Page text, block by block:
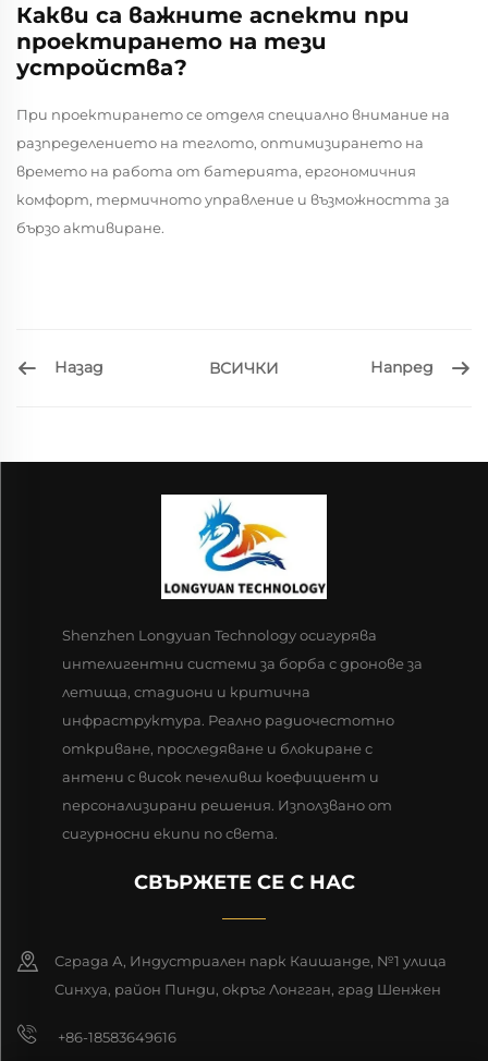
Какви са важните аспекти при
проектирането на тези
устройства?
При проектирането се отделя специално внимание на
разпределението на теглото, оптимизирането на
времето на работа от батерията, ергономичния
комфорт, термичното управление и възможността за
бързо активиране.
Назад ВСИЧКИ Напред
Shenzhen Longyuan Technology осигурява
интелигентни системи за борба с дронове за
летища, стадиони и критична
инфраструктура. Реално радиочестотно
откриване, проследяване и блокиране с
антени с висок печеливш коефициент и
персонализирани решения. Използвано от
сигурносни екипи по света.
СВЪРЖЕТЕ СЕ С НАС
Сграда А, Индустриален парк Каишанде, №1 улица
Синхуа, район Пинди, окръг Лонгган, град Шенжен
+86-18583649616